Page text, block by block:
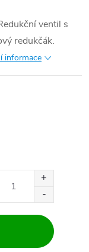
ventil s
redukčák.
informace